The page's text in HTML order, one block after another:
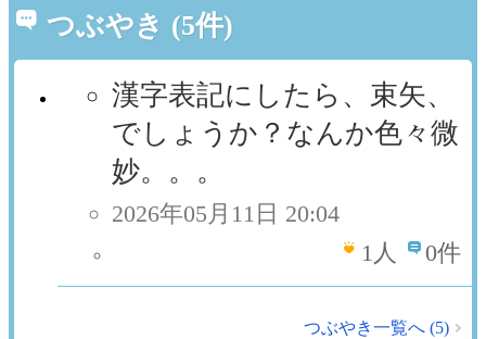
つぶやき (5件)
漢字表記にしたら、束矢、
でしょうか？なんか色々微
妙。。。
2026年05月11日 20:04
1人 0件
つぶやき一覧へ (5)